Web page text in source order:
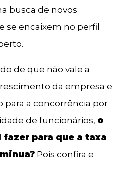
busca de novos
se encaixem no perfil
de que não vale a
da empresa e
para a concorrência por
de funcionários, o
fazer para que a taxa
Pois confira e